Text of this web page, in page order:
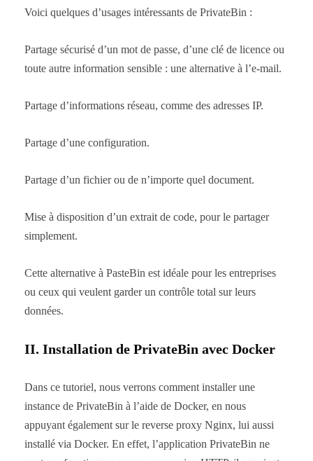
Voici quelques d’usages intéressants de PrivateBin :
Partage sécurisé d’un mot de passe, d’une clé de licence ou
toute autre information sensible : une alternative à l’e-mail.
Partage d’informations réseau, comme des adresses IP.
Partage d’une configuration.
Partage d’un fichier ou de n’importe quel document.
Mise à disposition d’un extrait de code, pour le partager
simplement.
Cette alternative à PasteBin est idéale pour les entreprises
ou ceux qui veulent garder un contrôle total sur leurs
données.
II. Installation de PrivateBin avec Docker
Dans ce tutoriel, nous verrons comment installer une
instance de PrivateBin à l’aide de Docker, en nous
appuyant également sur le reverse proxy Nginx, lui aussi
installé via Docker. En effet, l’application PrivateBin ne